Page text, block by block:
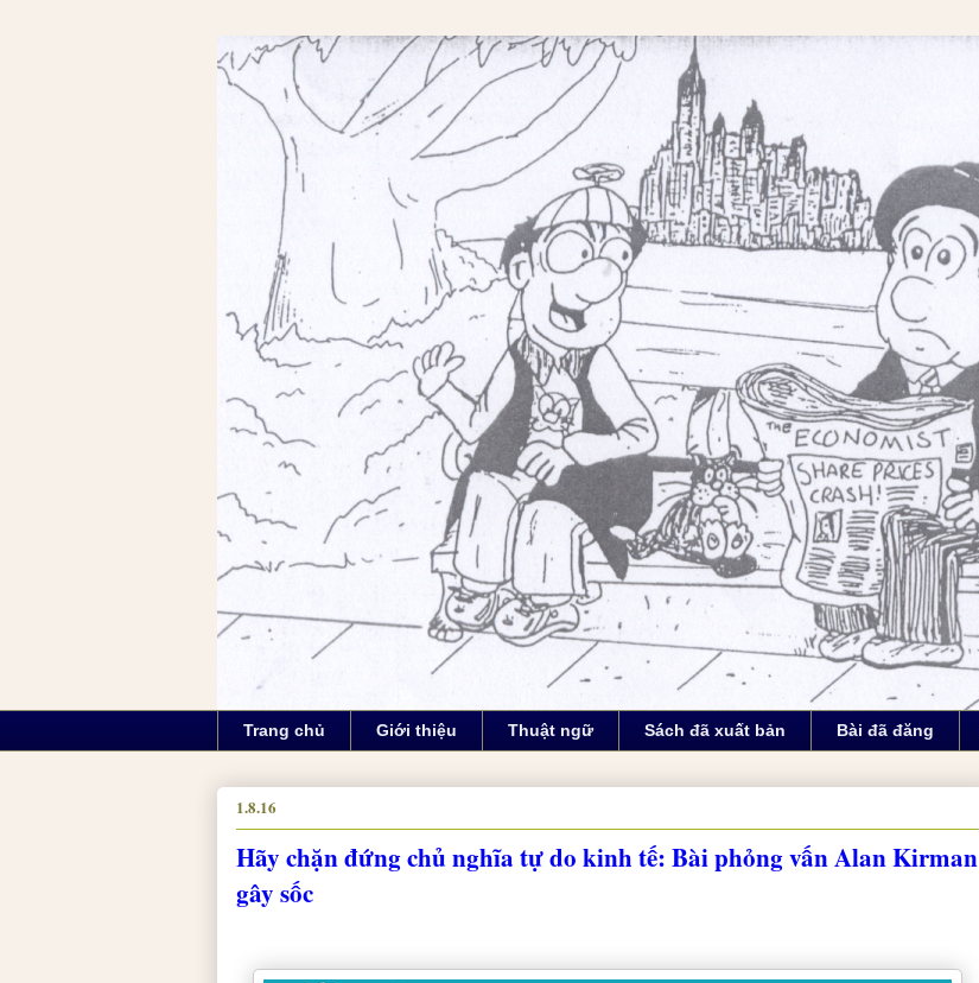
Trang chủ Giới thiệu Thuật ngữ Sách đã xuất bản Bài đã đăng
1.8.16
Hãy chặn đứng chủ nghĩa tự do kinh tế: Bài phỏng vấn Alan Kirman
gây sốc